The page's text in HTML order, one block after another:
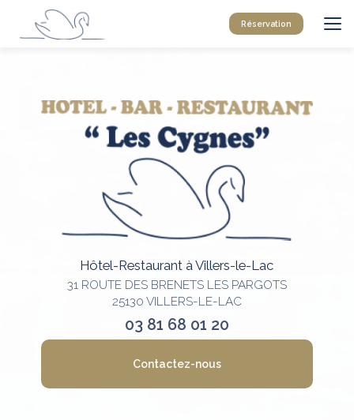
contenu
Réservation
Hôtel-Restaurant à Villers-le-Lac
31 ROUTE DES BRENETS LES PARGOTS
25130 VILLERS-LE-LAC
03 81 68 01 20
Contactez-nous